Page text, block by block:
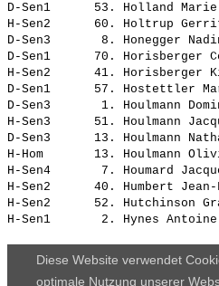
Diese Website verwendet
optimale Nutzung unserer
D-Sen1      53.
H-Sen2      60.
D-Sen3       8.
D-Sen1      70.
H-Sen2      41.
D-Sen1      57.
D-Sen3       1. Houlmann
H-Sen3      51. Houlmann
D-Sen3      13.
H-Hom       13.
H-Sen4       7. Houmard
H-Sen2      40. Humbert
H-Sen2      52.
H-Sen1       2. Hynes